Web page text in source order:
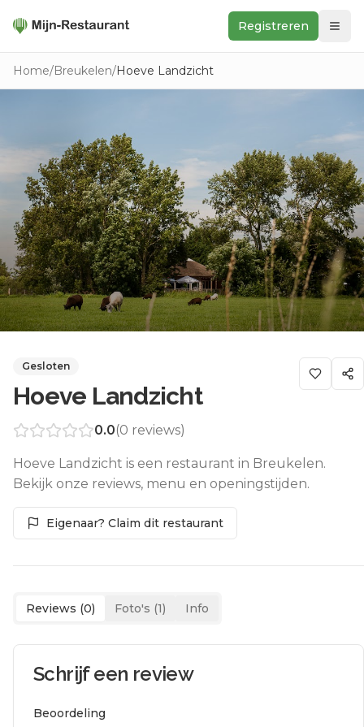
Registreren
Zoeken
Keukens
Foodwall
Reviews
Home/Breukelen/Hoeve Landzicht
Gesloten
Hoeve Landzicht
0.0(0 reviews)
Hoeve Landzicht is een restaurant in Breukelen.
Bekijk onze reviews, menu en openingstijden.
Eigenaar? Claim dit restaurant
Reviews (0) Foto's (1) Info
Schrijf een review
Beoordeling